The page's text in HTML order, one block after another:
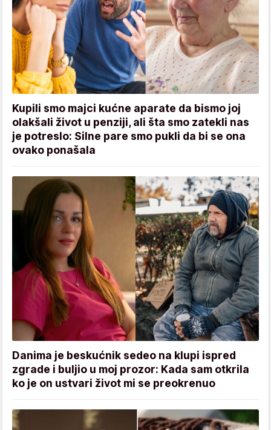
Kupili smo majci kućne aparate da bismo joj
olakšali život u penziji, ali šta smo zatekli nas
je potreslo: Silne pare smo pukli da bi se ona
ovako ponašala
Danima je beskućnik sedeo na klupi ispred
zgrade i buljio u moj prozor: Kada sam otkrila
ko je on ustvari život mi se preokrenuo